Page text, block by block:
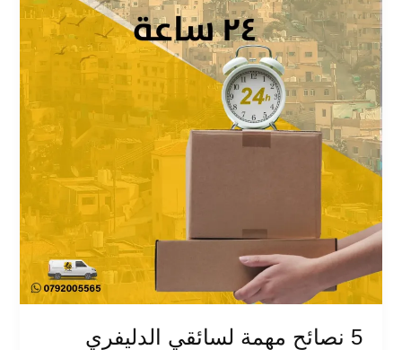
5 نصائح مهمة لسائقي الدليفري
خلال
موجة
الحر